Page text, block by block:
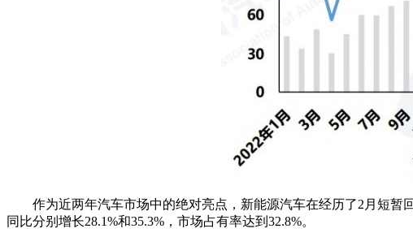
作为近两年汽车市场中的绝对亮点，新能源汽车在经历了2月短暂
同比分别增长28.1%和35.3%，市场占有率达到32.8%。